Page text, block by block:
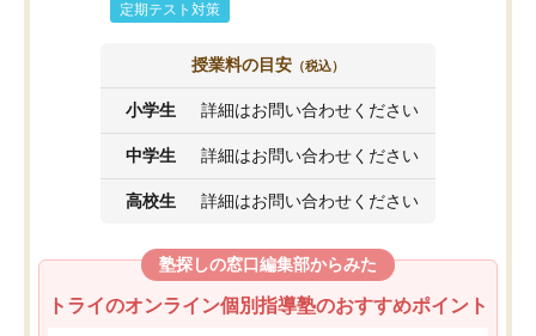
定期テスト対策
授業料の目安 （税込）
小学生 詳細はお問い合わせください
中学生 詳細はお問い合わせください
高校生 詳細はお問い合わせください
塾探しの窓口編集部からみた
トライのオンライン個別指導塾のおすすめポイント